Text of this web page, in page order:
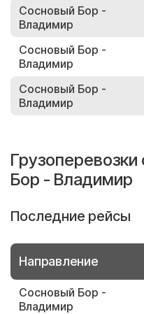
Сосновый Бор -
Владимир
Сосновый Бор -
Владимир
Сосновый Бор -
Владимир
Бор - Владимир
Последние рейсы
Направление
Сосновый Бор -
Владимир